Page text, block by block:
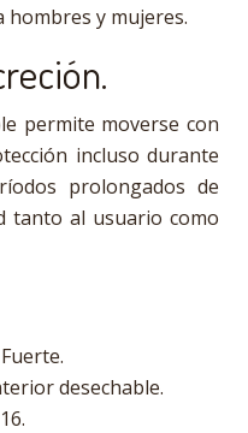
y mujeres.
permite moverse con
incluso durante
prolongados de
tanto al usuario como
Fuerte.
desechable.
16.